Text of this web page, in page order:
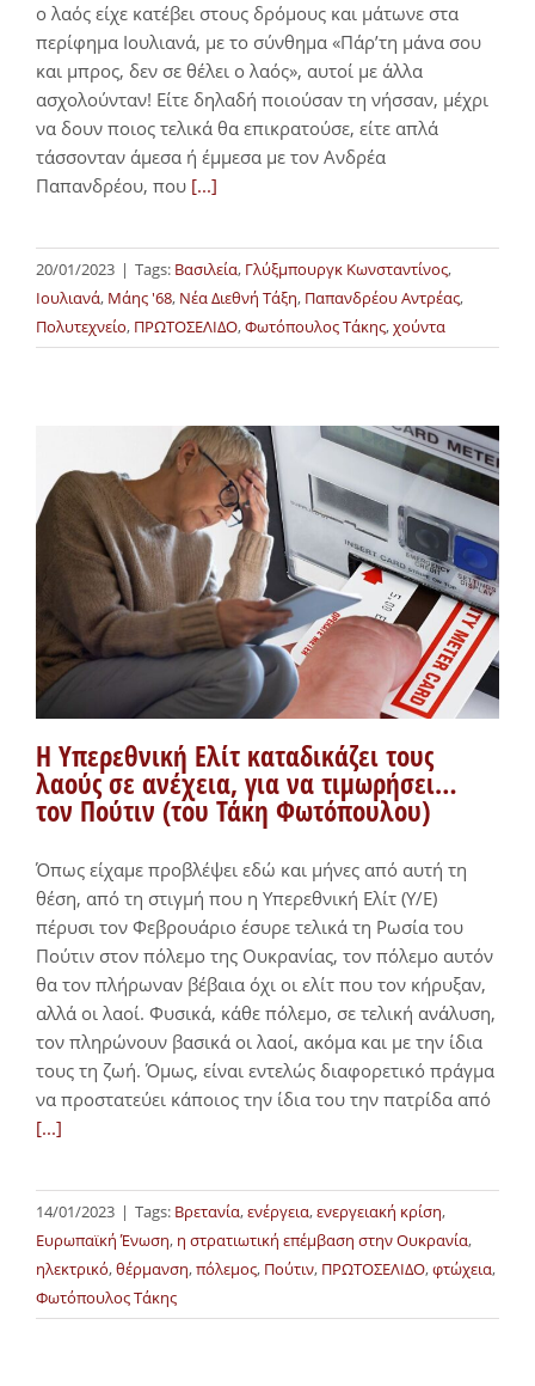
ο λαός είχε κατέβει στους δρόμους και μάτωνε στα
περίφημα Ιουλιανά, με το σύνθημα «Πάρ’τη μάνα σου
και μπρος, δεν σε θέλει ο λαός», αυτοί με άλλα
ασχολούνταν! Είτε δηλαδή ποιούσαν τη νήσσαν, μέχρι
να δουν ποιος τελικά θα επικρατούσε, είτε απλά
τάσσονταν άμεσα ή έμμεσα με τον Ανδρέα
Παπανδρέου, που [...]
20/01/2023 | Tags: Βασιλεία, Γλύξμπουργκ Κωνσταντίνος,
Ιουλιανά, Μάης '68, Νέα Διεθνή Τάξη, Παπανδρέου Αντρέας,
Πολυτεχνείο, ΠΡΩΤΟΣΕΛΙΔΟ,Φωτόπουλος Τάκης,χούντα
Η Υπερεθνική Ελίτ καταδικάζει τους
λαούς σε ανέχεια, για να τιμωρήσει…
τον Πούτιν (του Τάκη Φωτόπουλου)
Όπως είχαμε προβλέψει εδώ και μήνες από αυτή τη
θέση, από τη στιγμή που η Υπερεθνική Ελίτ (Υ/Ε)
πέρυσι τον Φεβρουάριο έσυρε τελικά τη Ρωσία του
Πούτιν στον πόλεμο της Ουκρανίας, τον πόλεμο αυτόν
θα τον πλήρωναν βέβαια όχι οι ελίτ που τον κήρυξαν,
αλλά οι λαοί. Φυσικά, κάθε πόλεμο, σε τελική ανάλυση,
τον πληρώνουν βασικά οι λαοί, ακόμα και με την ίδια
τους τη ζωή. Όμως, είναι εντελώς διαφορετικό πράγμα
να προστατεύει κάποιος την ίδια του την πατρίδα από
[...]
14/01/2023 | Tags: Βρετανία,ενέργεια,ενεργειακή κρίση,
Ευρωπαϊκή Ένωση, η στρατιωτική επέμβαση στην Ουκρανία,
ηλεκτρικό,θέρμανση,πόλεμος, Πούτιν, ΠΡΩΤΟΣΕΛΙΔΟ,φτώχεια,
Φωτόπουλος Τάκης